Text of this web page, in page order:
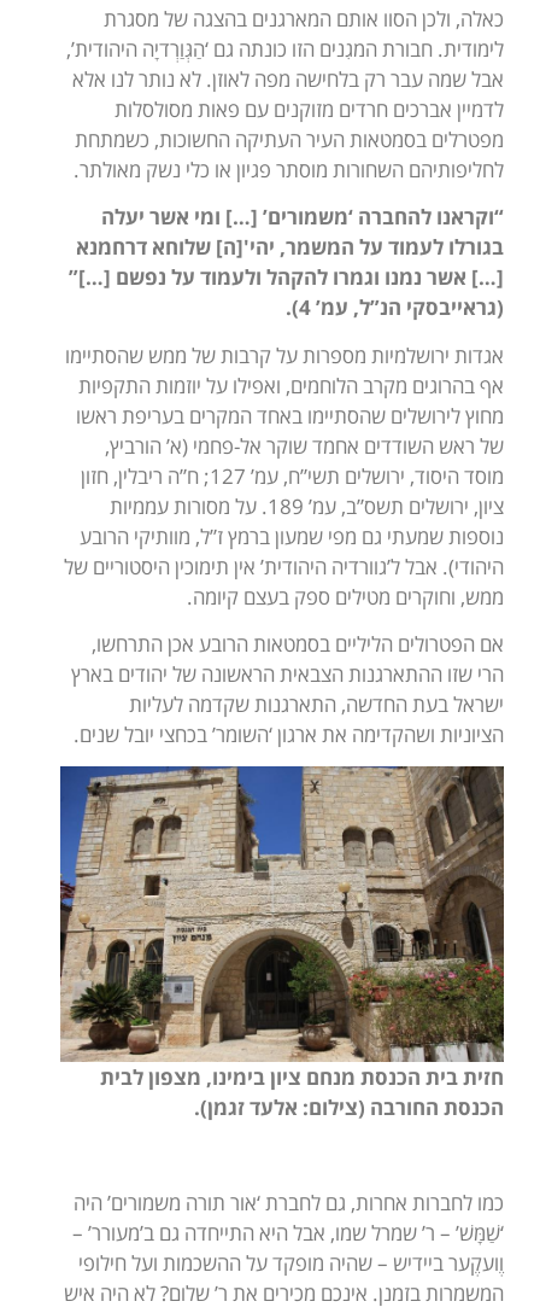
כאלה, ולכן הסוו אותם המארגנים בהצגה של מסגרת
לימודית. חבורת המגִנים הזו כונתה גם ‘הַגְּוַרְדיָה היהודית’,
אבל שמה עבר רק בלחישה מפה לאוזן. לא נותר לנו אלא
לדמיין אברכים חרדים מזוקנים עם פאות מסולסלות
מפטרלים בסמטאות העיר העתיקה החשוכות, כשמתחת
לחליפותיהם השחורות מוסתר פגיון או כלי נשק מאולתר.
“וקראנו להחברה ‘משמורים’ […] ומי אשר יעלה
בגורלו לעמוד על המשמר, יהי'[ה] שלוחא דרחמנא
[…] אשר נמנו וגמרו להקהל ולעמוד על נפשם […]”
(גראייבסקי הנ”ל, עמ’ 4).
אגדות ירושלמיות מספרות על קרבות של ממש שהסתיימו
אף בהרוגים מקרב הלוחמים, ואפילו על יוזמות התקפיות
מחוץ לירושלים שהסתיימו באחד המקרים בעריפת ראשו
של ראש השודדים אחמד שוקר אל-פחמי (א’ הורביץ,
מוסד היסוד, ירושלים תשי”ח, עמ’ 127; ח”ה ריבלין, חזון
ציון, ירושלים תשס”ב, עמ’ 189. על מסורות עממיות
נוספות שמעתי גם מפי שמעון ברמץ ז”ל, מוותיקי הרובע
היהודי). אבל ל’גוורדיה היהודית’ אין תימוכין היסטוריים של
ממש, וחוקרים מטילים ספק בעצם קיומה.
אם הפטרולים הליליים בסמטאות הרובע אכן התרחשו,
הרי שזו ההתארגנות הצבאית הראשונה של יהודים בארץ
ישראל בעת החדשה, התארגנות שקדמה לעליות
הציוניות ושהקדימה את ארגון ‘השומר’ בכחצי יובל שנים.
חזית בית הכנסת מנחם ציון בימינו, מצפון לבית
הכנסת החורבה (צילום: אלעד זגמן).
כמו לחברות אחרות, גם לחברת ‘אור תורה משמורים’ היה
‘שַׁמָּשׁ’ – ר’ שמרל שמו, אבל היא התייחדה גם ב’מעורר’ –
וֶועקֶער ביידיש – שהיה מופקד על ההשכמות ועל חילופי
המשמרות בזמנן. אינכם מכירים את ר’ שלום? לא היה איש